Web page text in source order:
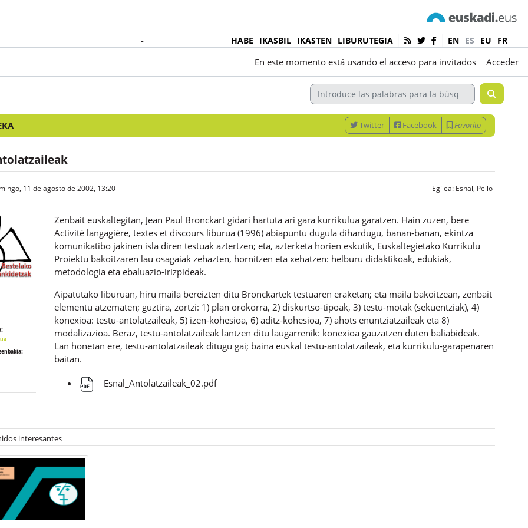
- HABE IKASBIL IKASTEN LIBURUTEGIA EN ES EU
FR
En este momento está usando el acceso para invitados Acceder
Twitter Facebook Favorito
11 de agosto de 2002, 13:20 Egilea: Esnal, Pello
Zenbait euskaltegitan, Jean Paul Bronckart gidari hartuta ari gara kurrikulua garatzen. Hain zuzen, bere
Activité langagière, textes et discours liburua (1996) abiapuntu dugula dihardugu, banan-banan, ekintza
komunikatibo jakinen isla diren testuak aztertzen; eta, azterketa horien eskutik, Euskaltegietako Kurrikulu
Proiektu bakoitzaren lau osagaiak zehazten, hornitzen eta xehatzen: helburu didaktikoak, edukiak,
metodologia eta ebaluazio-irizpideak.
Aipatutako liburuan, hiru maila bereizten ditu Bronckartek testuaren eraketan; eta maila bakoitzean, zenbait
elementu atzematen; guztira, zortzi: 1) plan orokorra, 2) diskurtso-tipoak, 3) testu-motak (sekuentziak), 4)
konexioa: testu-antolatzaileak, 5) izen-kohesioa, 6) aditz-kohesioa, 7) ahots enuntziatzaileak eta 8)
modalizazioa. Beraz, testu-antolatzaileak lantzen ditu laugarrenik: konexioa gauzatzen duten baliabideak.
Lan honetan ere, testu-antolatzaileak ditugu gai; baina euskal testu-antolatzaileak, eta kurrikulu-garapenaren
baitan.
Esnal_Antolatzaileak_02.pdf
interesantes